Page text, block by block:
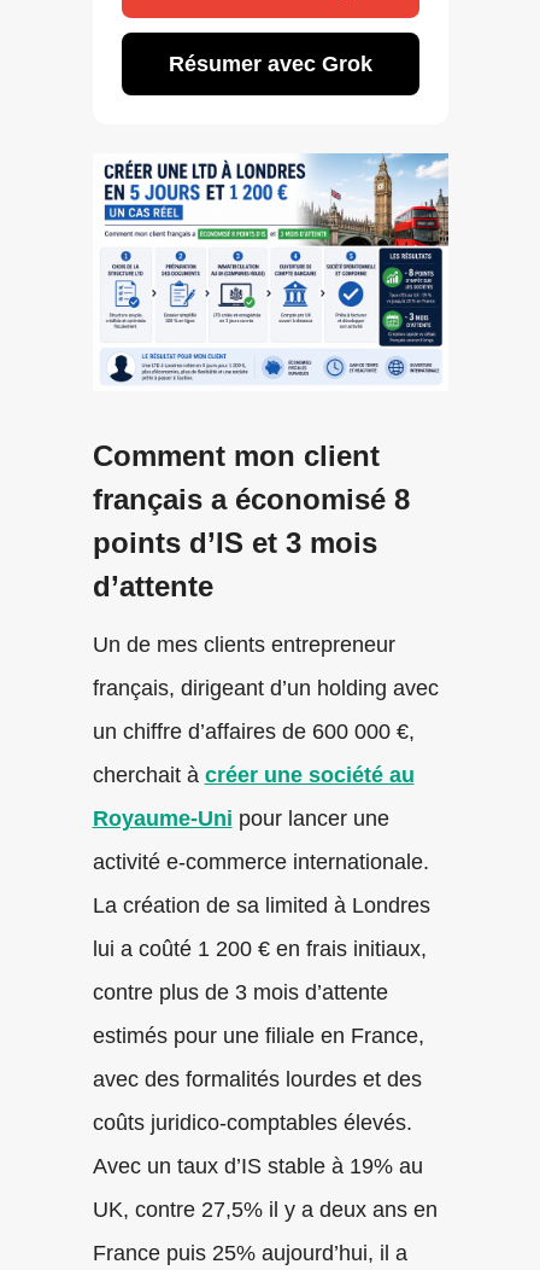
Résumer avec Grok
Comment mon client
français a économisé 8
points d’IS et 3 mois
d’attente
Un de mes clients entrepreneur
français, dirigeant d’un holding avec
un chiffre d’affaires de 600 000 €,
cherchait à créer une société au
Royaume-Uni pour lancer une
activité e-commerce internationale.
La création de sa limited à Londres
lui a coûté 1 200 € en frais initiaux,
contre plus de 3 mois d’attente
estimés pour une filiale en France,
avec des formalités lourdes et des
coûts juridico-comptables élevés.
Avec un taux d’IS stable à 19% au
UK, contre 27,5% il y a deux ans en
France puis 25% aujourd’hui, il a